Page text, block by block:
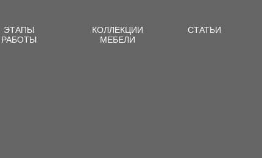
ЭТАПЫ
РАБОТЫ
КОЛЛЕКЦИИ
МЕБЕЛИ
СТАТЬИ
МЕБЕЛИ